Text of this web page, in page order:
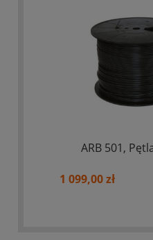
ARB 501,
1 099,00 zł